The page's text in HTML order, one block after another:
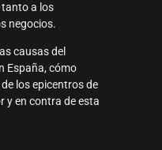
a los
negocios.
causas del
España, cómo
los epicentros de
y en contra de esta